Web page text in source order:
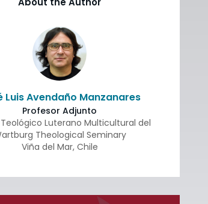
Luis Avendaño Manzanares
Profesor Adjunto
Luterano Multicultural del
Theological Seminary
Viña del Mar, Chile